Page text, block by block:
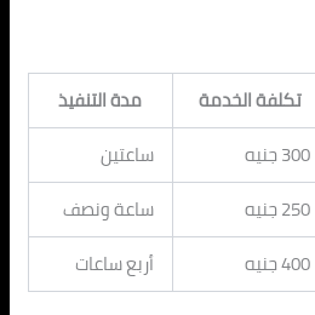
تكلفة الخدمة
مدة التنفيذ
300 جنيه
ساعتين
250 جنيه
ساعة ونصف
400 جنيه أربع ساعات